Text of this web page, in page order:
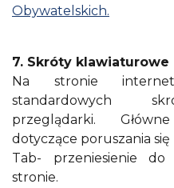
Obywatelskich.
7. Skróty klawiaturowe
Na stronie
standardowych
przeglądarki.
dotyczące poruszania
Tab- przeniesienie
stronie.